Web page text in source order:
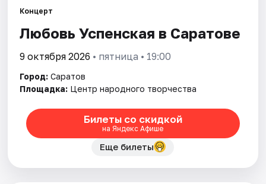
Площадки
Артисты
Рейтинги
Концерт
Любовь Успенская в Саратове
9 октября 2026 • пятница • 19:00
Город: Саратов
Площадка: Центр народного творчества
Билеты со скидкой
на Яндекс Афише
Еще билеты